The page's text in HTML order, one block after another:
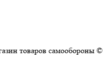
товаров самообороны ©